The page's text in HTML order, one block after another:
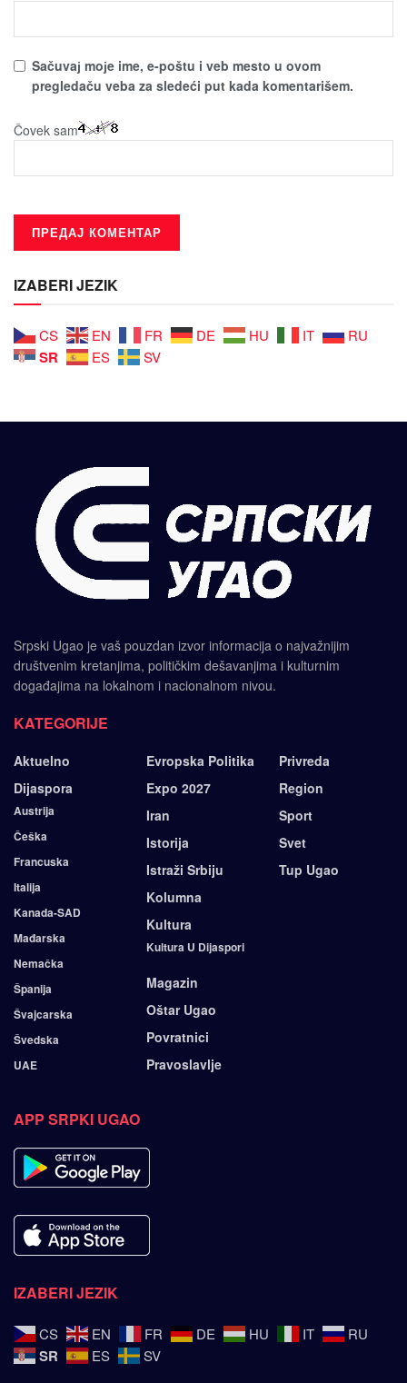
Sačuvaј moјe ime, e-poštu i veb mesto u ovom
pregledaču veba za sledeći put kada komentarišem.
Čovek sam
IZABERI JEZIK
CS EN FR DE HU IT RU
SR ES SV
Srpski Ugao je vaš pouzdan izvor informacija o najvažnijim
društvenim kretanjima, političkim dešavanjima i kulturnim
događajima na lokalnom i nacionalnom nivou.
KATEGORIJE
Aktuelno
Dijaspora
Austrija
Češka
Francuska
Italija
Kanada-SAD
Mađarska
Nemačka
Španija
Švajcarska
Švedska
UAE
Evropska Politika
Expo 2027
Iran
Istorija
Istraži Srbiju
Kolumna
Kultura
Kultura U Dijaspori
Magazin
Oštar Ugao
Povratnici
Pravoslavlje
Privreda
Region
Sport
Svet
Tup Ugao
APP SRPKI UGAO
IZABERI JEZIK
CS EN FR DE HU IT RU
SR ES SV